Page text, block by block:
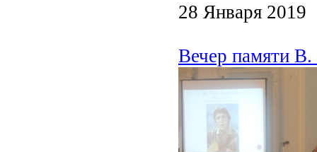
28 Января 2019
Вечер памяти